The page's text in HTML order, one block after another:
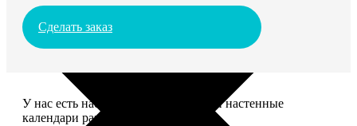
Сделать заказ
У нас есть настольные, магнитные и настенные
календари разных размеров.